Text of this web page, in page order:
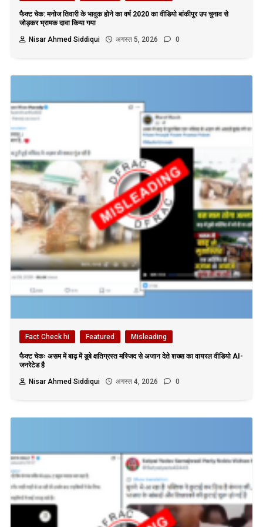
फैक्ट चेक: मनोज तिवारी के भावुक होने का वर्ष 2020 का वीडियो बांकीपुर उप चुनाव से
जोड़कर भ्रामक दावा किया गया
Nisar Ahmed Siddiqui
अगस्त 5, 2026 0
Fact Check hi Featured Misleading
फैक्ट चेकः असम में बाढ़ में डूबे क्षतिग्रस्त मस्जिद से अजान देते शख्स का वायरल वीडियो AI-
जनरेटेड है
Nisar Ahmed Siddiqui
अगस्त 4, 2026 0